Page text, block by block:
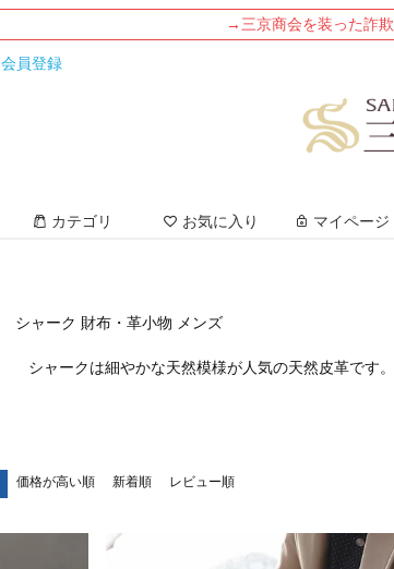
→三京商会を装った詐
会員登録
カテゴリ お気に入り マイページ
シャーク 財布・革小物 メンズ
シャークは細やかな天然模様が人気の天然皮革です
価格が高い順 新着順 レビュー順